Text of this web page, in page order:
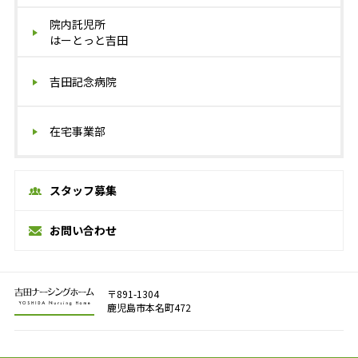
院内託児所
はーとっと吉田
吉田記念病院
在宅事業部
スタッフ募集
お問い合わせ
〒891-1304
鹿児島市本名町472